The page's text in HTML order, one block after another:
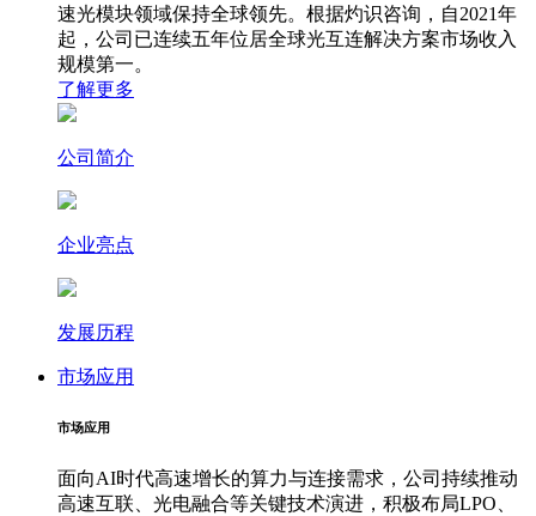
速光模块领域保持全球领先。根据灼识咨询，自2021年
起，公司已连续五年位居全球光互连解决方案市场收入
规模第一。
了解更多
公司简介
企业亮点
发展历程
市场应用
市场应用
面向AI时代高速增长的算力与连接需求，公司持续推动
高速互联、光电融合等关键技术演进，积极布局LPO、